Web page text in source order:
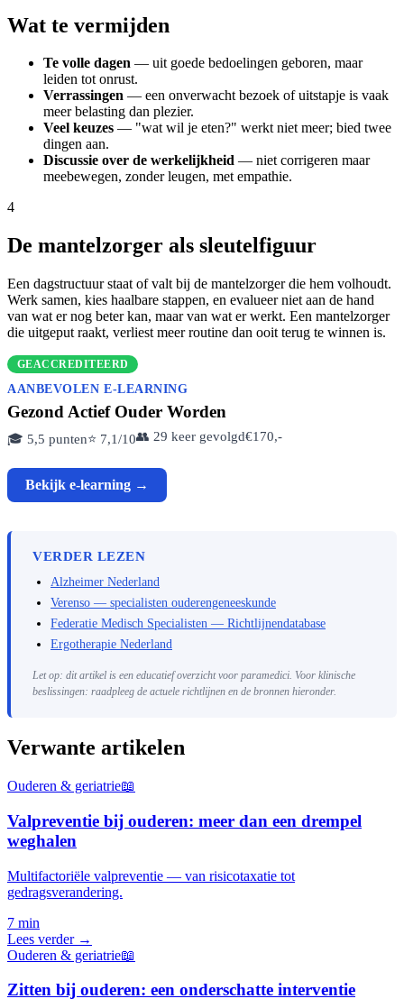
Wat te vermijden
Te volle dagen — uit goede bedoelingen geboren, maar
leiden tot onrust.
Verrassingen — een onverwacht bezoek of uitstapje is vaak
meer belasting dan plezier.
Veel keuzes — "wat wil je eten?" werkt niet meer; bied twee
dingen aan.
Discussie over de werkelijkheid — niet corrigeren maar
meebewegen, zonder leugen, met empathie.
4
De mantelzorger als sleutelfiguur
Een dagstructuur staat of valt bij de mantelzorger die hem volhoudt.
Werk samen, kies haalbare stappen, en evalueer niet aan de hand
van wat er nog beter kan, maar van wat er werkt. Een mantelzorger
die uitgeput raakt, verliest meer routine dan ooit terug te winnen is.
GEACCREDITEERD
AANBEVOLEN E-LEARNING
Gezond Actief Ouder Worden
🎓 5,5 punten⭐ 7,1/10👥 29 keer gevolgd€170,-
Bekijk e-learning →
VERDER LEZEN
Alzheimer Nederland
Verenso — specialisten ouderengeneeskunde
Federatie Medisch Specialisten — Richtlijnendatabase
Ergotherapie Nederland
Let op: dit artikel is een educatief overzicht voor paramedici. Voor klinische
beslissingen: raadpleeg de actuele richtlijnen en de bronnen hieronder.
Verwante artikelen
Ouderen & geriatrie📖
Valpreventie bij ouderen: meer dan een drempel
weghalen
Multifactoriële valpreventie — van risicotaxatie tot
gedragsverandering.
7 min
Lees verder →
Ouderen & geriatrie📖
Zitten bij ouderen: een onderschatte interventie